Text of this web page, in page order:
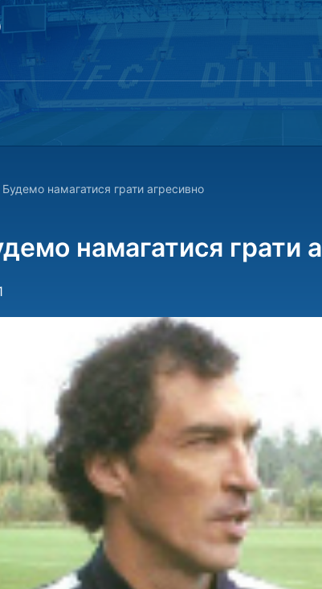
намагатися грати агресивно
намагатися грати